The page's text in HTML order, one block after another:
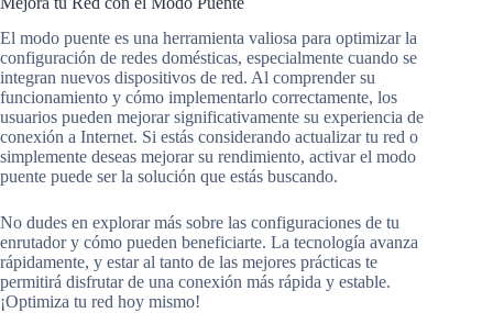
El modo puente es una herramienta valiosa para optimizar la
configuración de redes domésticas, especialmente cuando se
integran nuevos dispositivos de red. Al comprender su
funcionamiento y cómo implementarlo correctamente, los
usuarios pueden mejorar significativamente su experiencia de
conexión a Internet. Si estás considerando actualizar tu red o
simplemente deseas mejorar su rendimiento, activar el modo
puente puede ser la solución que estás buscando.
No dudes en explorar más sobre las configuraciones de tu
enrutador y cómo pueden beneficiarte. La tecnología avanza
rápidamente, y estar al tanto de las mejores prácticas te
permitirá disfrutar de una conexión más rápida y estable.
¡Optimiza tu red hoy mismo!